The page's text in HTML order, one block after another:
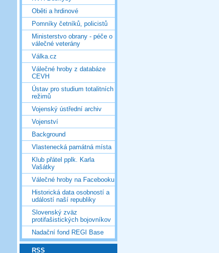
Oběti a hrdinové
Pomníky četníků, policistů
Ministerstvo obrany - péče o
válečné veterány
Válka.cz
Válečné hroby z databáze
CEVH
Ústav pro studium totalitních
režimů
Vojenský ústřední archiv
Vojenství
Background
Vlastenecká památná místa
Klub přátel pplk. Karla
Vašátky
Válečné hroby na Facebooku
Historická data osobností a
událostí naší republiky
Slovenský zväz
protifašistických bojovníkov
Nadační fond REGI Base
RSS